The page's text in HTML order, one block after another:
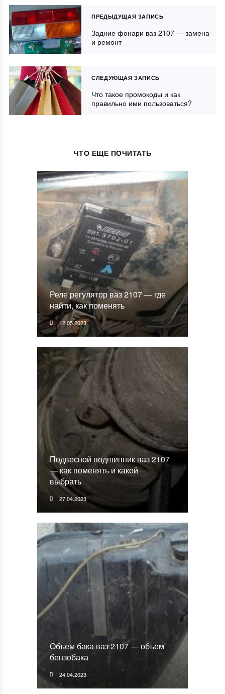
ПРЕДЫДУЩАЯ ЗАПИСЬ
Задние фонари ваз 2107 — замена
и ремонт
СЛЕДУЮЩАЯ ЗАПИСЬ
Что такое промокоды и как
правильно ими пользоваться?
ЧТО ЕЩЕ ПОЧИТАТЬ
Реле регулятор ваз 2107 — где
найти, как поменять
12.05.2023
Подвесной подшипник ваз 2107
— как поменять и какой
выбрать
27.04.2023
Объем бака ваз 2107 — объем
бензобака
24.04.2023